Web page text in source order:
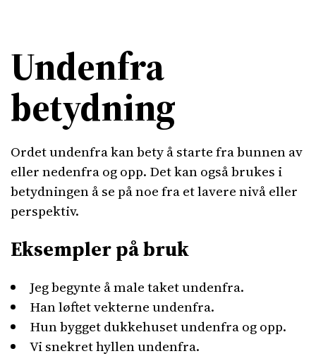
Undenfra
betydning
Ordet undenfra kan bety å starte fra bunnen av
eller nedenfra og opp. Det kan også brukes i
betydningen å se på noe fra et lavere nivå eller
perspektiv.
Eksempler på bruk
Jeg begynte å male taket undenfra.
Han løftet vekterne undenfra.
Hun bygget dukkehuset undenfra og opp.
Vi snekret hyllen undenfra.